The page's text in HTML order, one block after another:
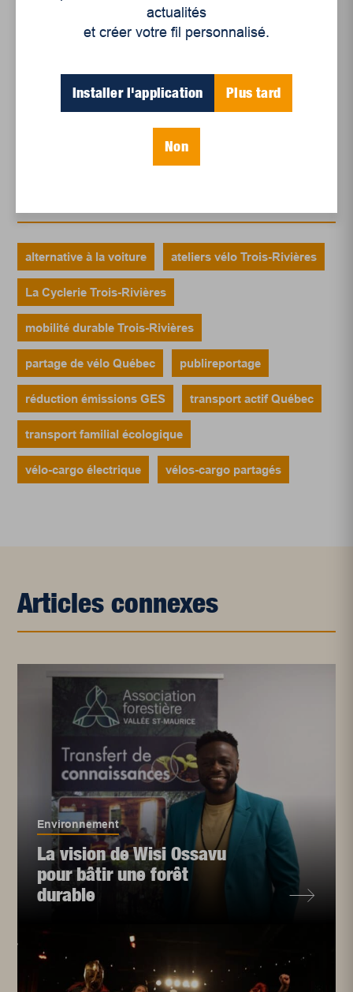
Le sport professionnel féminin : en mouvement,
en croissance
Le sommeil, nouveau défi de santé publique
alternative à la voiture ateliers vélo Trois-Rivières
La Cyclerie Trois-Rivières
mobilité durable Trois-Rivières
partage de vélo Québec publireportage
réduction émissions GES transport actif Québec
transport familial écologique
vélo-cargo électrique vélos-cargo partagés
Articles connexes
Environnement
La vision de Wisi Ossavu
pour bâtir une forêt
durable
actualités
et créer votre fil personnalisé.
Installer l'application Plus tard
Non